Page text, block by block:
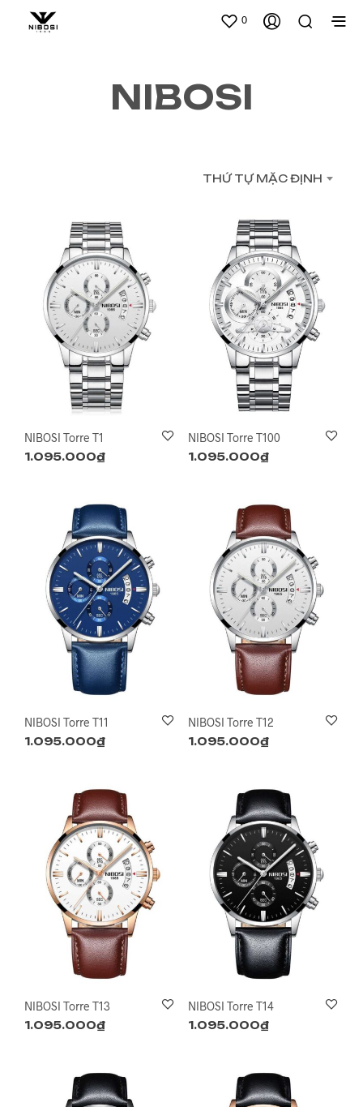
0
NIBOSI
THỨ TỰ MẶC ĐỊNH
NIBOSI Torre T1
1.095.000₫
NIBOSI Torre T100
1.095.000₫
NIBOSI Torre T11
1.095.000₫
NIBOSI Torre T12
1.095.000₫
NIBOSI Torre T13
1.095.000₫
NIBOSI Torre T14
1.095.000₫